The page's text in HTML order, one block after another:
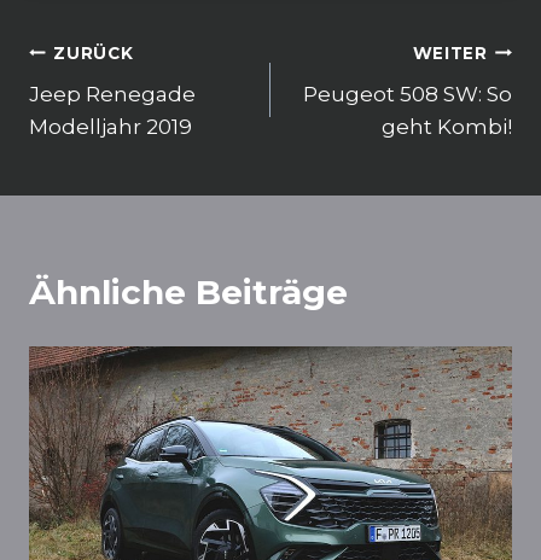
Beitragsnavigation
ZURÜCK
Jeep Renegade
Modelljahr 2019
WEITER
Peugeot 508 SW: So
geht Kombi!
Ähnliche Beiträge